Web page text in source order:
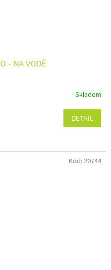
- NA VODĚ
Skladem
DETAIL
Kód: 20744